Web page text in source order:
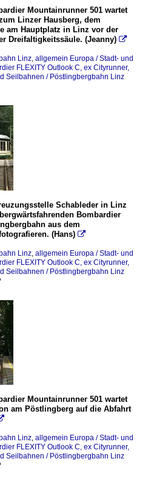
Mountainrunner 501 wartet
Linzer Hausberg, dem
am Hauptplatz in Linz vor der
Dreifaltigkeitssäule. (Jeanny) 
Linz allgemein Europa / Stadt- und
FLEXITY Outlook C, ex Cityrunner,
Seilbahnen / Pöstlingbergbahn Linz
Schableder in Linz
Bombardier
aus dem
(Hans) 
Linz allgemein Europa / Stadt- und
FLEXITY Outlook C, ex Cityrunner,
Seilbahnen / Pöstlingbergbahn Linz
Mountainrunner 501 wartet
am Pöstlingberg auf die Abfahrt
Linz allgemein Europa / Stadt- und
FLEXITY Outlook C, ex Cityrunner,
Seilbahnen / Pöstlingbergbahn Linz